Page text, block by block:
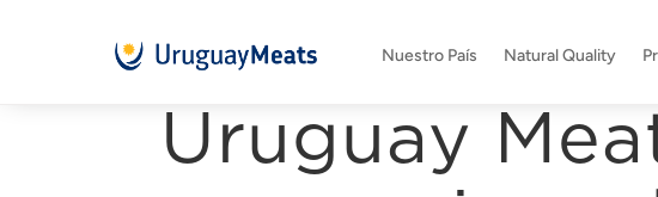
Nuestro País Natural Quality
Uruguay